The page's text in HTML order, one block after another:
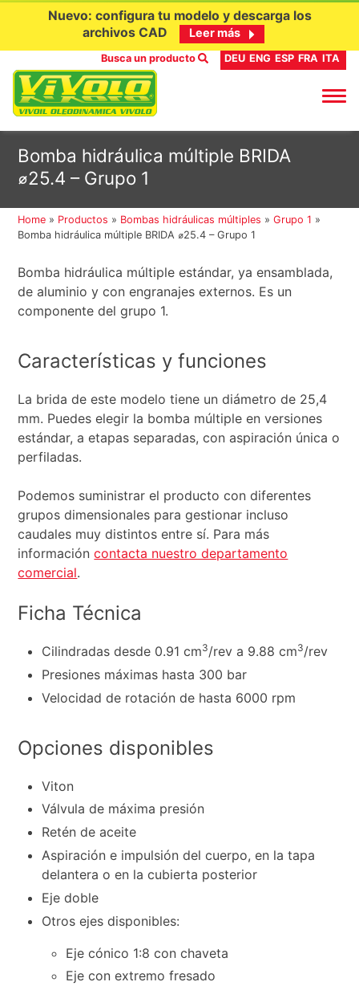
contenido
Nuevo: configura tu modelo y descarga los
archivos CAD
Leer más
Busca un producto DEU ENG ESP FRA ITA
Bomba hidráulica múltiple BRIDA
⌀25.4 – Grupo 1
Home » Productos » Bombas hidráulicas múltiples »Grupo 1 »
Bomba hidráulica múltiple BRIDA ⌀25.4 – Grupo 1
Bomba hidráulica múltiple estándar, ya ensamblada,
de aluminio y con engranajes externos. Es un
componente del grupo 1.
Características y funciones
La brida de este modelo tiene un diámetro de 25,4
mm. Puedes elegir la bomba múltiple en versiones
estándar, a etapas separadas, con aspiración única o
perfiladas.
Podemos suministrar el producto con diferentes
grupos dimensionales para gestionar incluso
caudales muy distintos entre sí. Para más
informacióncontacta nuestro departamento
comercial.
Ficha Técnica
Cilindradas desde 0.91 cm3/rev a 9.88 cm3/rev
Presiones máximas hasta 300 bar
Velocidad de rotación de hasta 6000 rpm
Opciones disponibles
Viton
Válvula de máxima presión
Retén de aceite
Aspiración e impulsión del cuerpo, en la tapa
delantera o en la cubierta posterior
Eje doble
Otros ejes disponibles:
Eje cónico 1:8 con chaveta
Eje con extremo fresado